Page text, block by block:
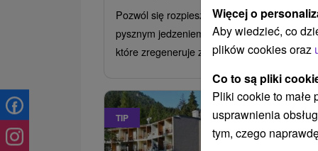
Pozwól się rozpieszczać uzdrawiającą wodą,
pysznym jedzeniem i życzliwym podejściem,
które zregeneruje zarówno ciało, jak i umysł.
TIP
Więcej o
Aby wiedzieć, co
plików cookies oraz
Co to są pliki
Pliki cookie to małe
usprawnienia
tym, czego